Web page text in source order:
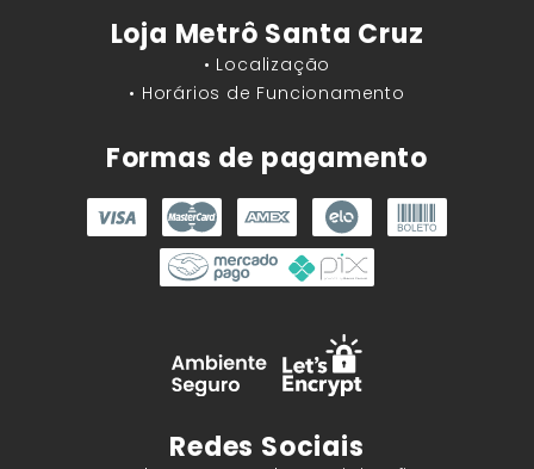
Loja Metrô Santa Cruz
• Localização
• Horários de Funcionamento
Formas de pagamento
Redes Sociais